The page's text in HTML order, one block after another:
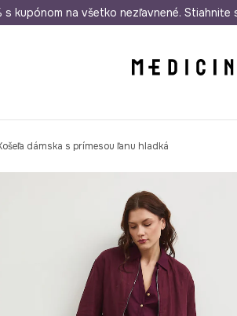
od 50 € Odoslanie aj do 24
s kupónom na všetko nezľavnené. Stiahnite
dámska s prímesou ľanu hladká